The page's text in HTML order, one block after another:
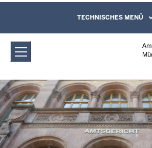
Amtsgericht Münster:
Direkt zum Inhalt
Leichte Sprache,
und Kontaktformular
TECHNISCHES MENÜ